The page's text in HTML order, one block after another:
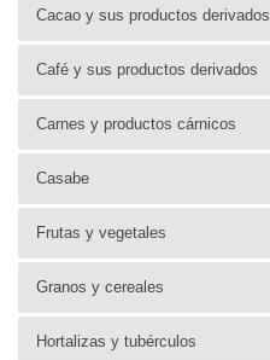
Cacao y sus productos derivados
Café y sus productos derivados
Carnes y productos cárnicos
Casabe
Frutas y vegetales
Granos y cereales
Hortalizas y tubérculos